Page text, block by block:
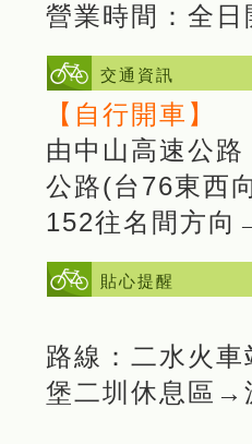
營業時間：全日
交通資訊
【自行開車】
由中山高速公
公路(台76東西
152往名間方向
貼心提醒
路線：二水火
堡二圳休息區